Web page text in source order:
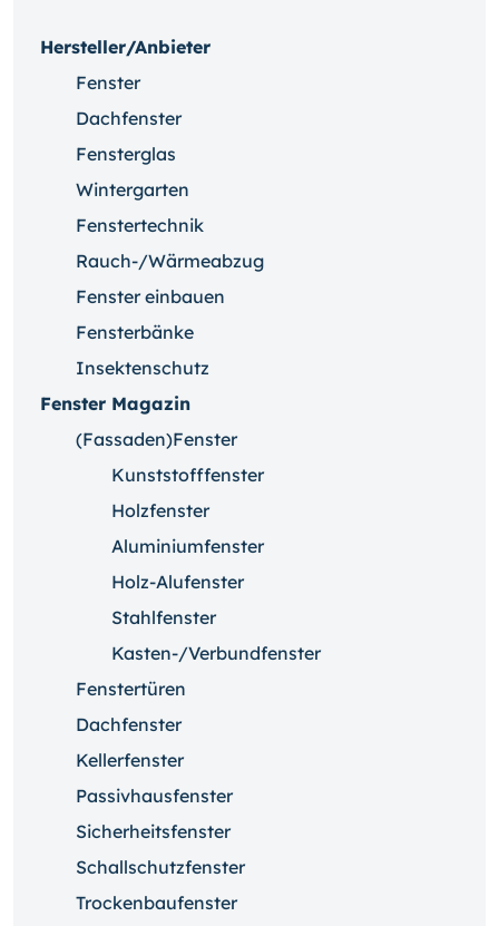
Hersteller/Anbieter
Fenster
Dachfenster
Fensterglas
Wintergarten
Fenstertechnik
Rauch-/Wärmeabzug
Fenster einbauen
Fensterbänke
Insektenschutz
Fenster Magazin
(Fassaden)Fenster
Kunststofffenster
Holzfenster
Aluminiumfenster
Holz-Alufenster
Stahlfenster
Kasten-/Verbundfenster
Fenstertüren
Dachfenster
Kellerfenster
Passivhausfenster
Sicherheitsfenster
Schallschutzfenster
Trockenbaufenster